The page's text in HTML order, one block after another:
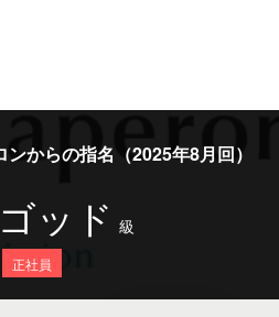
からの指名（2025年8月回）
ゴッド 級
正社員